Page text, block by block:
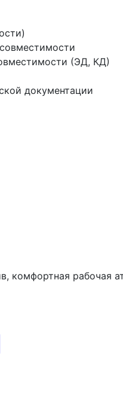
(ЭД, КД)
документации
комфортная рабочая